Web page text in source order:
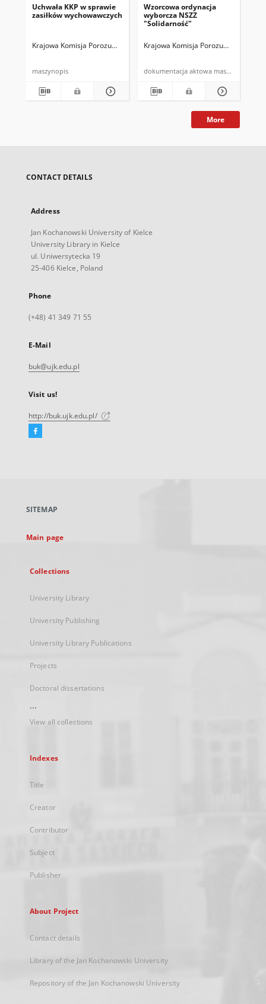
Uchwała KKP w sprawie
zasiłków wychowawczych
Krajowa Komisja Porozumiewawcza NSZZ "Solidarnosć"
maszynopis
Wzorcowa ordynacja
wyborcza NSZZ
"Solidarność"
Krajowa Komisja Porozumiewawcza
dokumentacja aktowa
More
CONTACT DETAILS
Address
Jan Kochanowski University of Kielce
University Library in Kielce
ul. Uniwersytecka 19
25-406 Kielce, Poland
Phone
(+48) 41 349 71 55
E-Mail
buk@ujk.edu.pl
Visit us!
http://buk.ujk.edu.pl/
Facebook
new
SITEMAP
Main page
Collections
University Library
University Publishing
University Library Publications
Projects
Doctoral dissertations
...
View all collections
Indexes
Title
Creator
Contributor
Subject
Publisher
About Project
Contact details
Library of the Jan Kochanowski University
Repository of the Jan Kochanowski University